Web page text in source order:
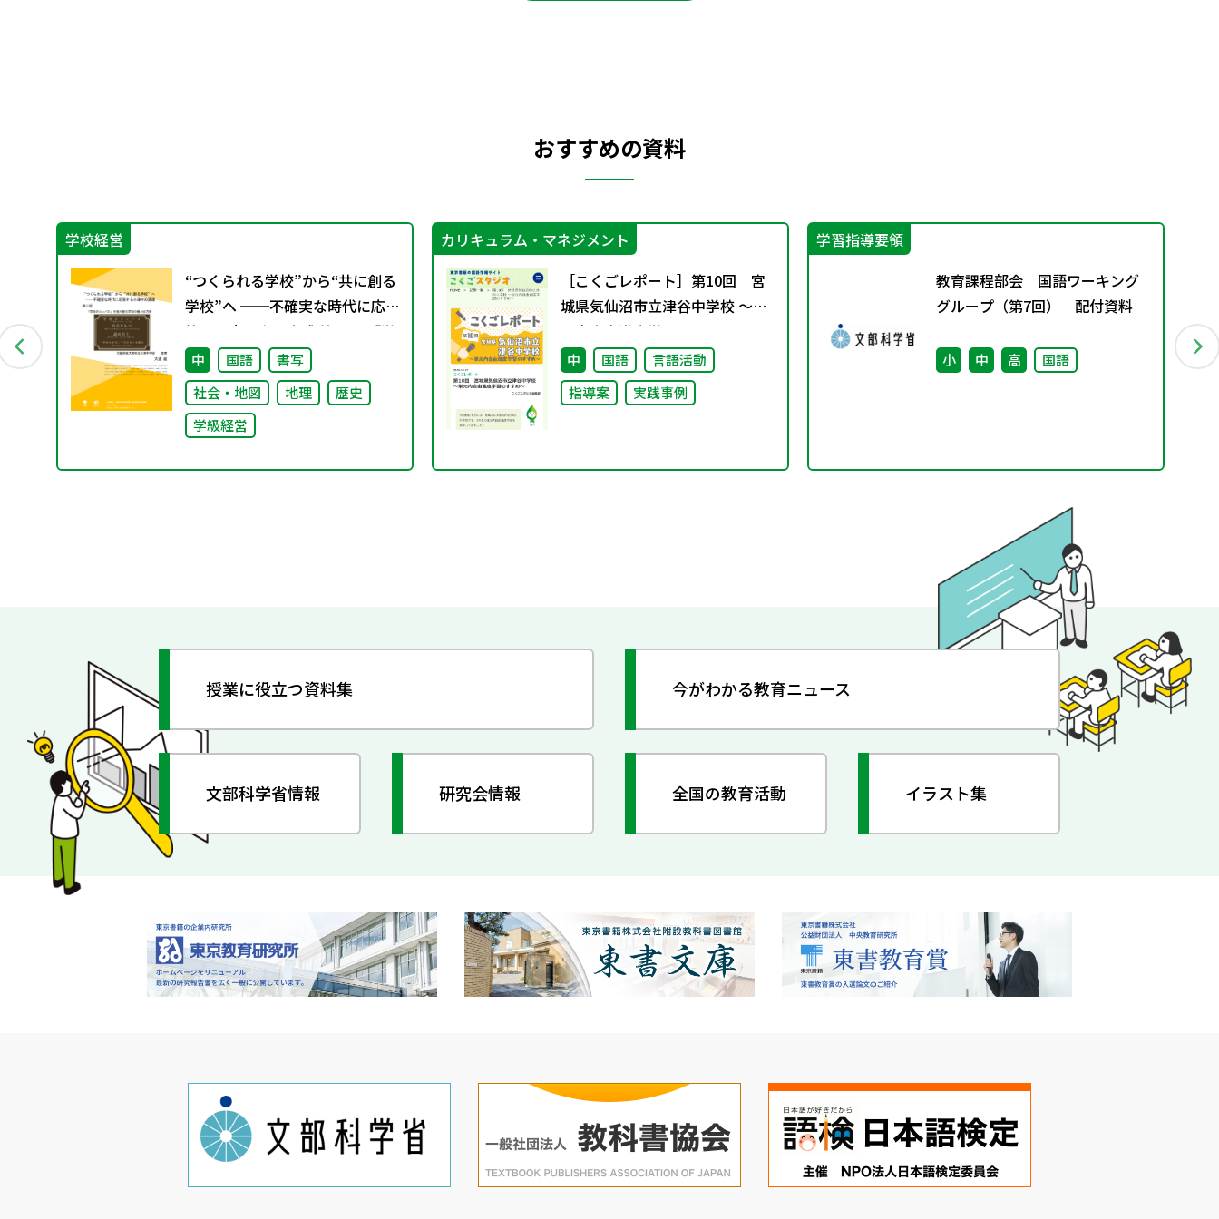
おすすめの資料
学校経営
“つくられる学校”から“共に創る
学校”へ ──不確実な時代に応
答する小津中の実践 第二回 「学
校のコンパス」生徒が創る学校
の最上位方針
中 国語
書写
社会・地図
地理
歴史
学級経営
カリキュラム・マネジメント
［こくごレポート］第10回 宮
城県気仙沼市立津谷中学校 ～単
元内自由進度学習のすすめ～
中 国語
言語活動
指導案
実践事例
学習指導要領
教育課程部会 国語ワーキング
グループ（第7回） 配付資料
小 中 高 国語
授業に役立つ資料集 今がわかる教育ニュース
文部科学省情報 研究会情報 全国の教育活動 イラスト集